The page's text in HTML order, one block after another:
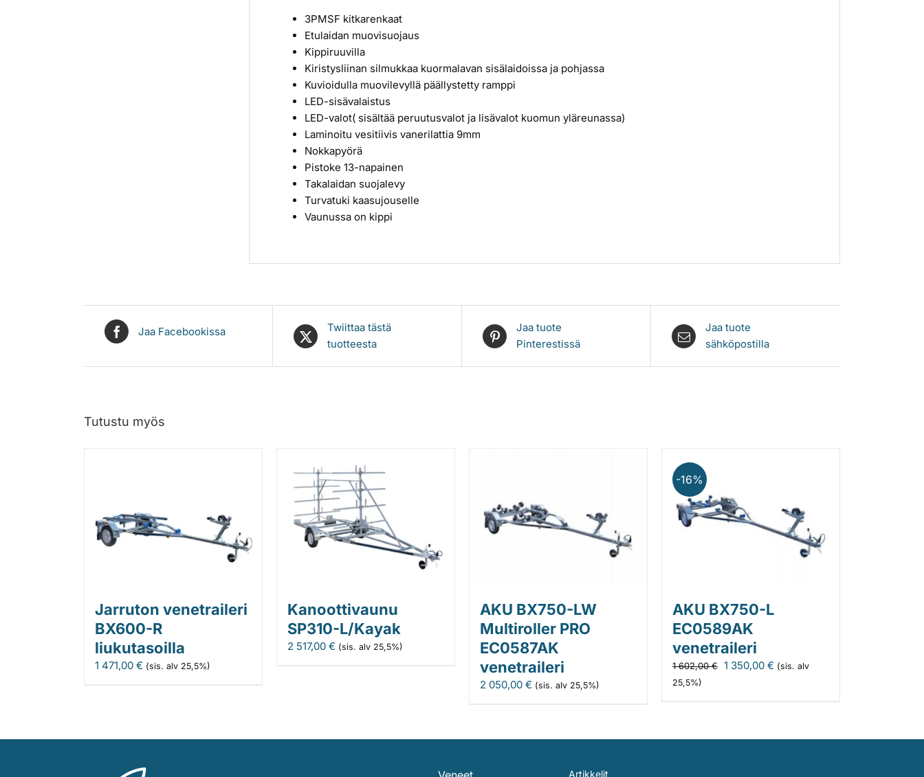
3PMSF kitkarenkaat
Etulaidan muovisuojaus
Kippiruuvilla
Kiristysliinan silmukkaa kuormalavan sisälaidoissa ja pohjassa
Kuvioidulla muovilevyllä päällystetty ramppi
LED-sisävalaistus
LED-valot( sisältää peruutusvalot ja lisävalot kuomun yläreunassa)
Laminoitu vesitiivis vanerilattia 9mm
Nokkapyörä
Pistoke 13-napainen
Takalaidan suojalevy
Turvatuki kaasujouselle
Vaunussa on kippi
Jaa Facebookissa
Twiittaa tästä
tuotteesta
Jaa tuote
Pinterestissä
Jaa tuote
sähköpostilla
Tutustu myös
Jarruton venetraileri
BX600-R
liukutasoilla
1 471,00 € (sis. alv 25,5%)
Kanoottivaunu
SP310-L/Kayak
2 517,00 € (sis. alv 25,5%)
AKU BX750-LW
Multiroller PRO
EC0587AK
venetraileri
2 050,00 € (sis. alv 25,5%)
-16%
AKU BX750-L
EC0589AK
venetraileri
1 602,00€ Alkuperäinen
1 350,00 € Nykyinen
(sis. alv
25,5%)
Artikkelit